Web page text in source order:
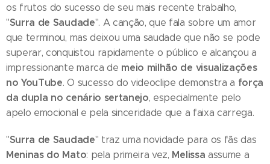
os frutos do sucesso de seu mais recente trabalho,
"Surra de Saudade". A canção, que fala sobre um amor
que terminou, mas deixou uma saudade que não se pode
superar, conquistou rapidamente o público e alcançou a
impressionante marca de meio milhão de visualizações
no YouTube. O sucesso do videoclipe demonstra a força
da dupla no cenário sertanejo, especialmente pelo
apelo emocional e pela sinceridade que a faixa carrega.
"Surra de Saudade" traz uma novidade para os fãs das
Meninas do Mato: pela primeira vez, Melissa assume a